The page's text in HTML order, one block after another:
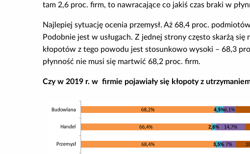
tam 2,6 proc. firm, to nawracające co jakiś czas braki w
Najlepiej sytuację ocenia przemysł. Aż 68,4 proc.
Podobnie jest w usługach. Z jednej strony często skarżą
kłopotów z tego powodu jest stosunkowo wysoki – 68,3
płynność nie musi się martwić 68,2 proc. firm.
Czy w 2019 r. w firmie pojawiały się kłopoty z